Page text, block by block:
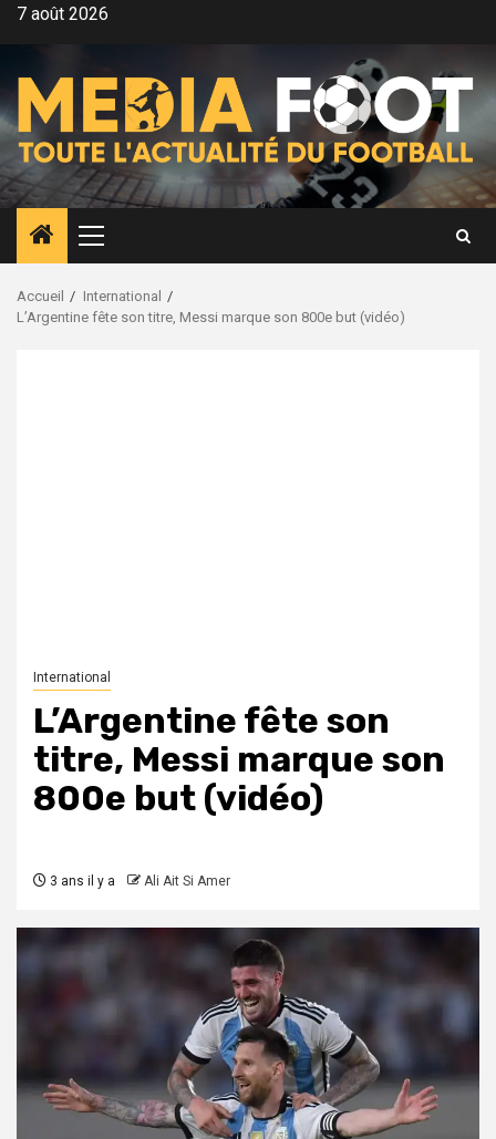
Aller7 août 2026
Menu
principal
Accueil
International
L’Argentine fête son titre, Messi marque son 800e but (vidéo)
International
L’Argentine fête son
titre, Messi marque son
800e but (vidéo)
3 ans il y a Ali Ait Si Amer